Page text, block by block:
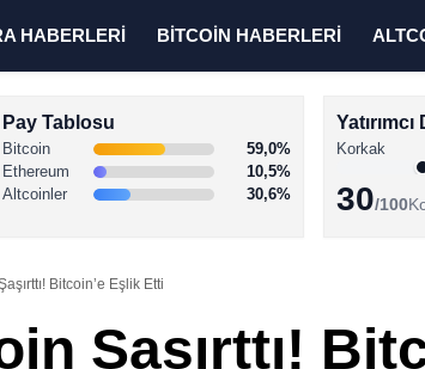
HABERLERİ BİTCOİN HABERLERİ
Pay Tablosu
Bitcoin
59,0%
Ethereum
10,5%
Altcoinler
30,6%
Korkak
30/100
Bitcoin’e Eşlik Etti
Şaşırttı!